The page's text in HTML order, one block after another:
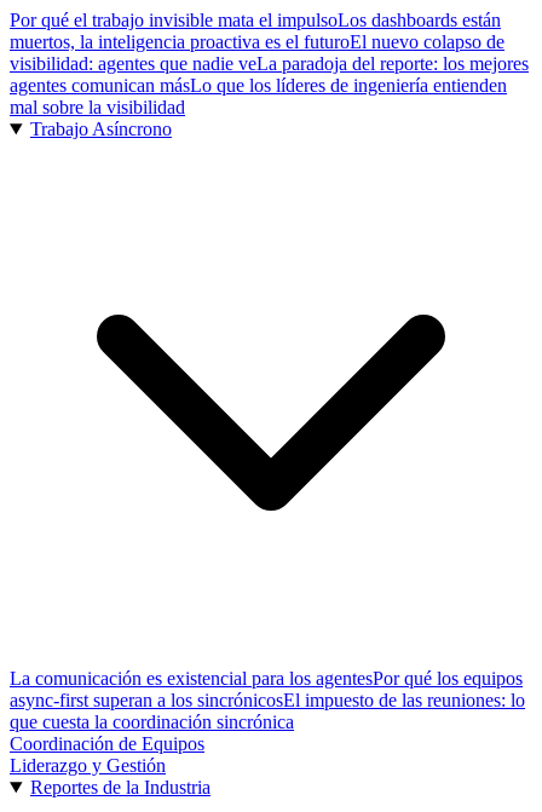
Por qué el trabajo invisible mata el impulsoLos dashboards están
muertos, la inteligencia proactiva es el futuroEl nuevo colapso de
visibilidad: agentes que nadie veLa paradoja del reporte: los mejores
agentes comunican másLo que los líderes de ingeniería entienden
mal sobre la visibilidad
Trabajo Asíncrono
La comunicación es existencial para los agentesPor qué los equipos
async-first superan a los sincrónicosEl impuesto de las reuniones: lo
que cuesta la coordinación sincrónica
Coordinación de Equipos
Liderazgo y Gestión
Reportes de la Industria